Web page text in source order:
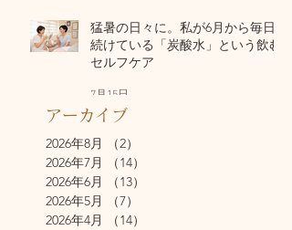
猛暑の日々に。私が6月から毎日
続けている「炭酸水」という飲む
セルフケア
7月15日
アーカイブ
2026年8月
（2）
2026年7月
（14）
2026年6月
（13）
2026年5月
（7）
2026年4月
（14）